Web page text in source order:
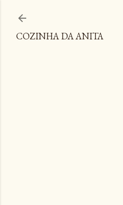
COZINHA DA ANITA